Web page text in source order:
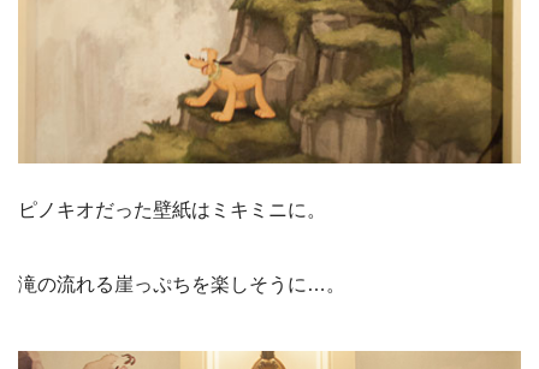
ピノキオだった壁紙はミキミニに。
滝の流れる崖っぷちを楽しそうに…。